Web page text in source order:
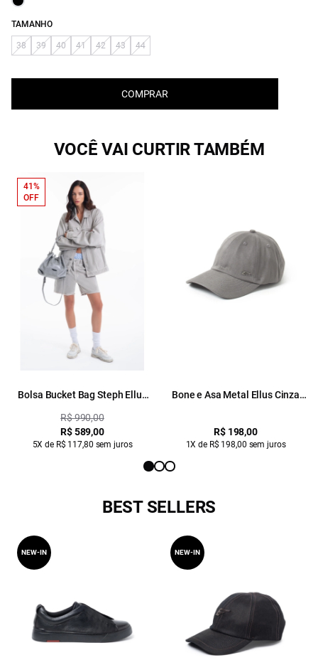
TAMANHO
38 39 40 41 42 43 44
COMPRAR
VOCÊ VAI CURTIR TAMBÉM
Bolsa Bucket Bag Steph Ellus
R$ 990,00
R$ 589,00
5X de R$ 117,80 sem juros
41%
OFF
Bone e Asa Metal Ellus Cinza
R$ 198,00
1X de R$ 198,00 sem juros
BEST SELLERS
NEW-IN NEW-IN